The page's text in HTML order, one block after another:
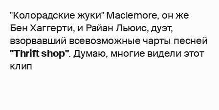
"Колорадские жуки" Maclemore, он же
Бен Хаггерти, и Райан Льюис, дуэт,
взорвавший всевозможные чарты песней
"Thrift shop". Думаю, многие видели этот
клип